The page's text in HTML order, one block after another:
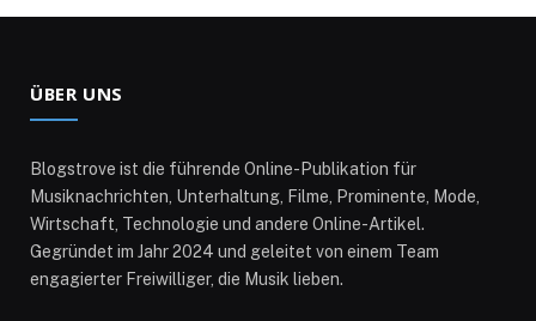
ÜBER UNS
Blogstrove ist die führende Online-Publikation für
Musiknachrichten, Unterhaltung, Filme, Prominente, Mode,
Wirtschaft, Technologie und andere Online-Artikel.
Gegründet im Jahr 2024 und geleitet von einem Team
engagierter Freiwilliger, die Musik lieben.